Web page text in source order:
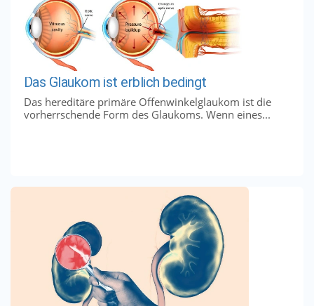
Das Glaukom ist erblich bedingt
Das hereditäre primäre Offenwinkelglaukom ist die
vorherrschende Form des Glaukoms. Wenn eines...